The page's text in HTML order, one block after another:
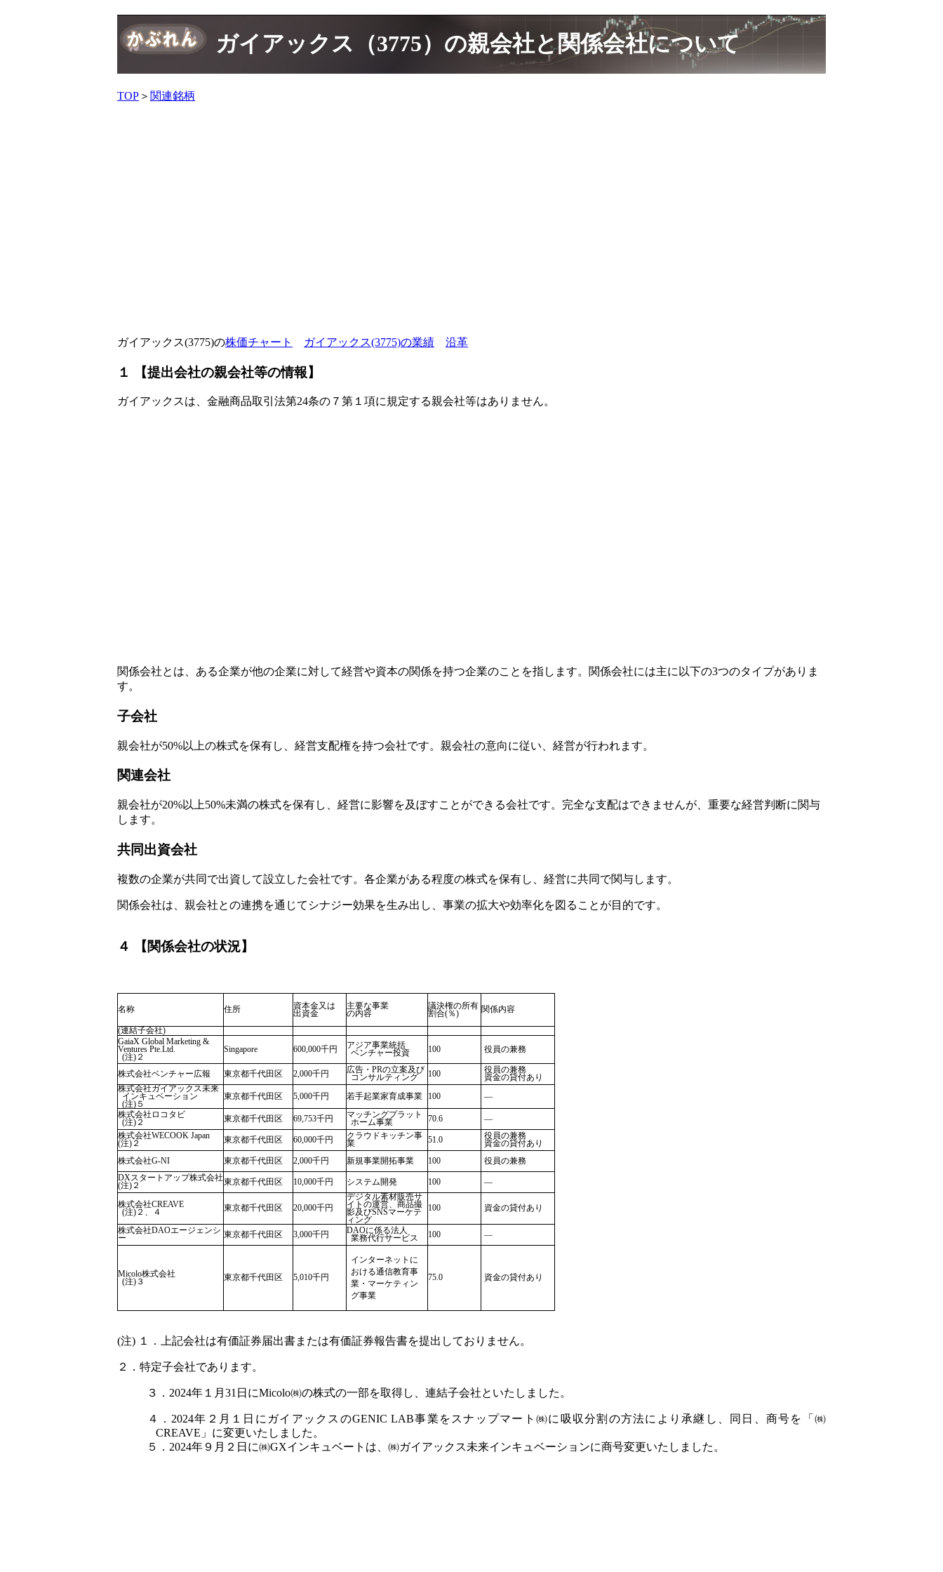
ガイアックス（3775）の親会社と関係会社について
TOP ＞ 関連銘柄
ガイアックス(3775)の株価チャート ガイアックス(3775)の業績 沿革
１ 【提出会社の親会社等の情報】
ガイアックスは、金融商品取引法第24条の７第１項に規定する親会社等はありません。
関係会社とは、ある企業が他の企業に対して経営や資本の関係を持つ企業のことを指します。関係会社には主に以下の3つのタイプがありま
す。
子会社
親会社が50%以上の株式を保有し、経営支配権を持つ会社です。親会社の意向に従い、経営が行われます。
関連会社
親会社が20%以上50%未満の株式を保有し、経営に影響を及ぼすことができる会社です。完全な支配はできませんが、重要な経営判断に関与
します。
共同出資会社
複数の企業が共同で出資して設立した会社です。各企業がある程度の株式を保有し、経営に共同で関与します。
関係会社は、親会社との連携を通じてシナジー効果を生み出し、事業の拡大や効率化を図ることが目的です。
４ 【関係会社の状況】
名称 住所 資本金又は
出資金
主要な事業
の内容
議決権の所有
割合(％) 関係内容
(連結子会社)
GaiaX Global Marketing &
Ventures Pte.Ltd.
(注)２
Singapore 600,000千円 アジア事業統括
ベンチャー投資 100 役員の兼務
株式会社ベンチャー広報 東京都千代田区 2,000千円 広告・PRの立案及び
コンサルティング 100 役員の兼務
資金の貸付あり
株式会社ガイアックス未来
インキュベーション
(注)５
東京都千代田区 5,000千円 若手起業家育成事業 100
―
株式会社ロコタビ
(注)２ 東京都千代田区 69,753千円 マッチングプラット
ホーム事業 70.6
―
株式会社WECOOK Japan
(注)２ 東京都千代田区 60,000千円 クラウドキッチン事
業 51.0 役員の兼務
資金の貸付あり
株式会社G-NI
東京都千代田区 2,000千円 新規事業開拓事業 100
役員の兼務
DXスタートアップ株式会社
(注)２ 東京都千代田区 10,000千円 システム開発 100 ―
株式会社CREAVE
(注)２、４ 東京都千代田区 20,000千円
デジタル素材販売サ
イトの運営、商品撮
影及びSNSマーケテ
ィング
100 資金の貸付あり
株式会社DAOエージェンシ
ー 東京都千代田区 3,000千円 DAOに係る法人
業務代行サービス 100 ―
Micolo株式会社
(注)３ 東京都千代田区 5,010千円
インターネットに
おける通信教育事
業・マーケティン
グ事業
75.0 資金の貸付あり
(注) １．上記会社は有価証券届出書または有価証券報告書を提出しておりません。
２．特定子会社であります。
３．2024年１月31日にMicolo㈱の株式の一部を取得し、連結子会社といたしました。
４．2024年２月１日にガイアックスのGENIC LAB事業をスナップマート㈱に吸収分割の方法により承継し、同日、商号を「㈱
CREAVE」に変更いたしました。
５．2024年９月２日に㈱GXインキュベートは、㈱ガイアックス未来インキュベーションに商号変更いたしました。